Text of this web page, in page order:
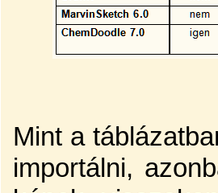
Mint a
importálni,